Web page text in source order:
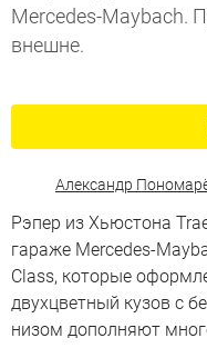
Mercedes-Maybach.
внешне.
Александр
Рэпер из Хьюстона
гараже Mercedes-
Class, которые
двухцветный кузов с
низом дополняют